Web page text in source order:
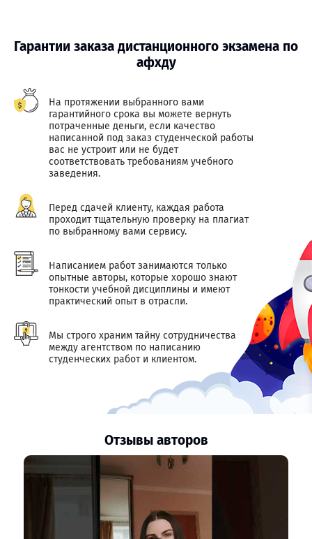
Гарантии заказа дистанционного экзамена по
афхду
На протяжении выбранного вами
гарантийного срока вы можете вернуть
потраченные деньги, если качество
написанной под заказ студенческой работы
вас не устроит или не будет
соответствовать требованиям учебного
заведения.
Перед сдачей клиенту, каждая работа
проходит тщательную проверку на плагиат
по выбранному вами сервису.
Написанием работ занимаются только
опытные авторы, которые хорошо знают
тонкости учебной дисциплины и имеют
практический опыт в отрасли.
Мы строго храним тайну сотрудничества
между агентством по написанию
студенческих работ и клиентом.
Отзывы авторов